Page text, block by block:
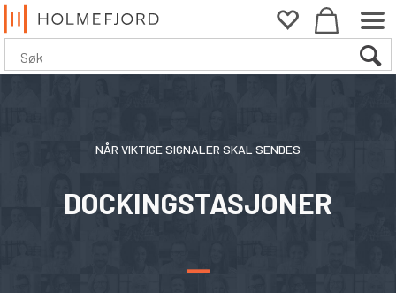
NÅR VIKTIGE SIGNALER SKAL SENDES
DOCKINGSTASJONER
—